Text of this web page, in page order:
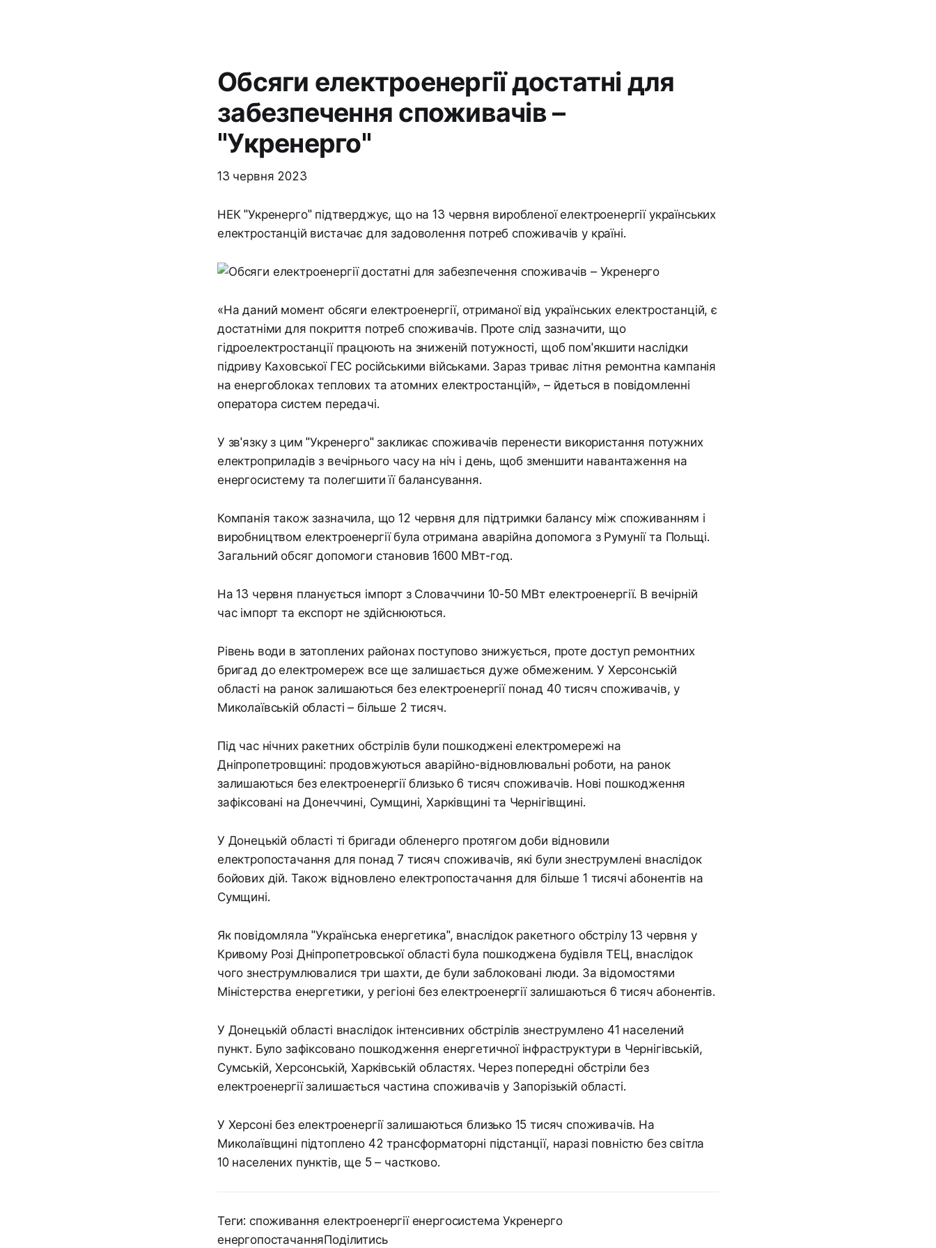
Обсяги електроенергії достатні для
забезпечення споживачів –
"Укренерго"
13 червня 2023
НЕК "Укренерго" підтверджує, що на 13 червня виробленої електроенергії українських
електростанцій вистачає для задоволення потреб споживачів у країні.
«На даний момент обсяги електроенергії, отриманої від українських електростанцій, є
достатніми для покриття потреб споживачів. Проте слід зазначити, що
гідроелектростанції працюють на зниженій потужності, щоб пом'якшити наслідки
підриву Каховської ГЕС російськими військами. Зараз триває літня ремонтна кампанія
на енергоблоках теплових та атомних електростанцій», – йдеться в повідомленні
оператора систем передачі.
У зв'язку з цим "Укренерго" закликає споживачів перенести використання потужних
електроприладів з вечірнього часу на ніч і день, щоб зменшити навантаження на
енергосистему та полегшити її балансування.
Компанія також зазначила, що 12 червня для підтримки балансу між споживанням і
виробництвом електроенергії була отримана аварійна допомога з Румунії та Польщі.
Загальний обсяг допомоги становив 1600 МВт-год.
На 13 червня планується імпорт з Словаччини 10-50 МВт електроенергії. В вечірній
час імпорт та експорт не здійснюються.
Рівень води в затоплених районах поступово знижується, проте доступ ремонтних
бригад до електромереж все ще залишається дуже обмеженим. У Херсонській
області на ранок залишаються без електроенергії понад 40 тисяч споживачів, у
Миколаївській області – більше 2 тисяч.
Під час нічних ракетних обстрілів були пошкоджені електромережі на
Дніпропетровщині: продовжуються аварійно-відновлювальні роботи, на ранок
залишаються без електроенергії близько 6 тисяч споживачів. Нові пошкодження
зафіксовані на Донеччині, Сумщині, Харківщині та Чернігівщині.
У Донецькій області ті бригади обленерго протягом доби відновили
електропостачання для понад 7 тисяч споживачів, які були знеструмлені внаслідок
бойових дій. Також відновлено електропостачання для більше 1 тисячі абонентів на
Сумщині.
Як повідомляла "Українська енергетика", внаслідок ракетного обстрілу 13 червня у
Кривому Розі Дніпропетровської області була пошкоджена будівля ТЕЦ, внаслідок
чого знеструмлювалися три шахти, де були заблоковані люди. За відомостями
Міністерства енергетики, у регіоні без електроенергії залишаються 6 тисяч абонентів.
У Донецькій області внаслідок інтенсивних обстрілів знеструмлено 41 населений
пункт. Було зафіксовано пошкодження енергетичної інфраструктури в Чернігівській,
Сумській, Херсонській, Харківській областях. Через попередні обстріли без
електроенергії залишається частина споживачів у Запорізькій області.
У Херсоні без електроенергії залишаються близько 15 тисяч споживачів. На
Миколаївщині підтоплено 42 трансформаторні підстанції, наразі повністю без світла
10 населених пунктів, ще 5 – частково.
Теги: споживання електроенергії енергосистема Укренерго
енергопостачанняПоділитись